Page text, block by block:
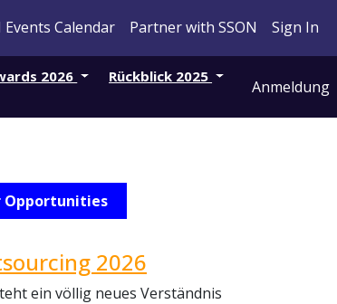
Events Calendar Partner with SSON Sign In
2026 Rückblick 2025
Anmeldung
Opportunities
2026
ein völlig neues Verständnis